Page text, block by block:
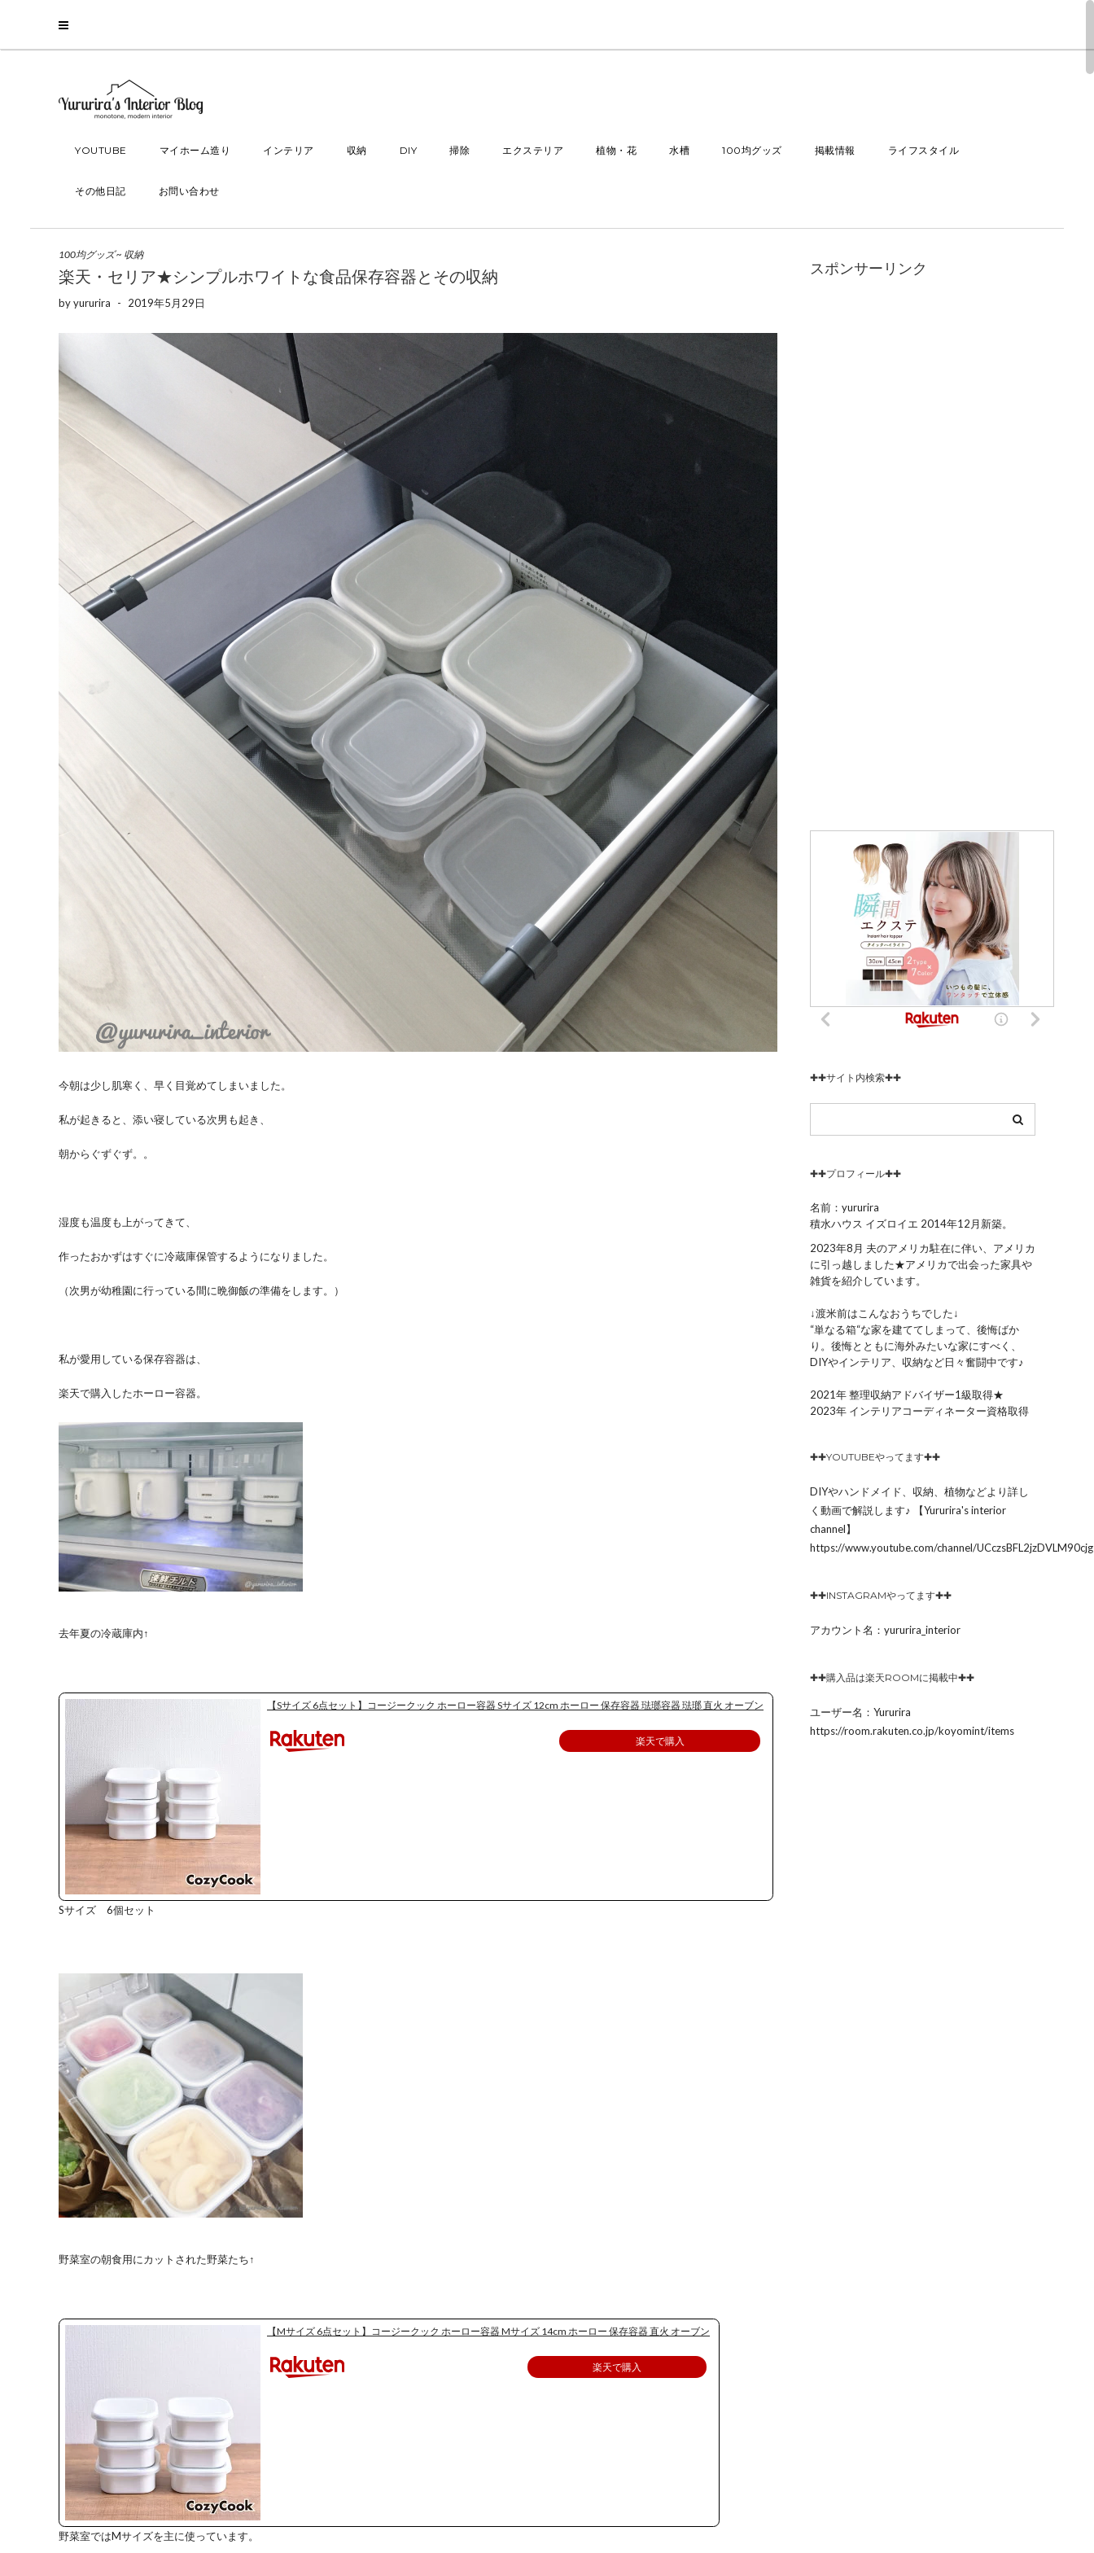
YOUTUBE マイホーム造り インテリア 収納 DIY 掃除 エクステリア 植物・花 水槽 100均グッズ 掲載情報 ライフスタイル
その他日記 お問い合わせ
100均グッズ~ 収納
楽天・セリア★シンプルホワイトな食品保存容器とその収納
byyururira - 2019年5月29日
今朝は少し肌寒く、早く目覚めてしまいました。
私が起きると、添い寝している次男も起き、
朝からぐずぐず。。
湿度も温度も上がってきて、
作ったおかずはすぐに冷蔵庫保管するようになりました。
（次男が幼稚園に行っている間に晩御飯の準備をします。）
私が愛用している保存容器は、
楽天で購入したホーロー容器。
去年夏の冷蔵庫内↑
【Sサイズ 6点セット】コージークック ホーロー容器 Sサイズ 12cm ホーロー 保存容器 琺瑯容器 琺瑯 直火 オーブン
楽天で購入
Sサイズ 6個セット
野菜室の朝食用にカットされた野菜たち↑
【Mサイズ 6点セット】コージークック ホーロー容器 Mサイズ 14cm ホーロー 保存容器 直火 オーブン
楽天で購入
野菜室ではMサイズを主に使っています。
スポンサーリンク
✚✚サイト内検索✚✚
✚✚プロフィール✚✚
名前：yururira
積水ハウス イズロイエ 2014年12月新築。
2023年8月 夫のアメリカ駐在に伴い、アメリカ
に引っ越しました★アメリカで出会った家具や
雑貨を紹介しています。
↓渡米前はこんなおうちでした↓
“単なる箱“な家を建ててしまって、後悔ばか
り。後悔とともに海外みたいな家にすべく、
DIYやインテリア、収納など日々奮闘中です♪
2021年 整理収納アドバイザー1級取得★
2023年 インテリアコーディネーター資格取得
✚✚YOUTUBEやってます✚✚
DIYやハンドメイド、収納、植物などより詳し
く動画で解説します♪ 【Yururira's interior
channel】
https://www.youtube.com/channel/
✚✚INSTAGRAMやってます✚✚
アカウント名：yururira_interior
✚✚購入品は楽天ROOMに掲載中✚✚
ユーザー名：Yururira
https://room.rakuten.co.jp/koyomint/items